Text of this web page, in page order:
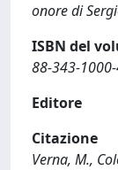
onore di
ISBN del
88-343-
Editore
Citazione
Verna, M.,